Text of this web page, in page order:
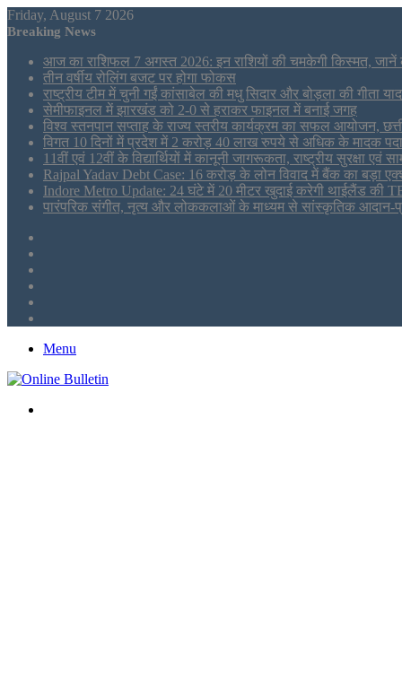
Friday, August 7 2026
Breaking News
आज का राशिफल 7 अगस्त 2026: इन राशियों की चमकेगी किस्मत, जानें
तीन वर्षीय रोलिंग बजट पर होगा फोकस
राष्ट्रीय टीम में चुनी गईं कांसाबेल की मधु सिदार और बोड़ला की गीता
सेमीफाइनल में झारखंड को 2-0 से हराकर फाइनल में बनाई जगह
विश्व स्तनपान सप्ताह के राज्य स्तरीय कार्यक्रम का सफल आयोजन,
विगत 10 दिनों में प्रदेश में 2 करोड़ 40 लाख रुपये से अधिक के मादक
11वीं एवं 12वीं के विद्यार्थियों में कानूनी जागरूकता, राष्ट्रीय सुरक्षा
Rajpal Yadav Debt Case: 16 करोड़ के लोन विवाद में बैंक का बड़ा
Indore Metro Update: 24 घंटे में 20 मीटर खुदाई करेगी थाईलैंड की
पारंपरिक संगीत, नृत्य और लोककलाओं के माध्यम से सांस्कृतिक आदान-
Menu